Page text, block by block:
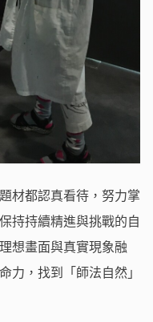
材都認真看待，努力掌
持持續精進與挑戰的自
想畫面與真實現象融
力，找到「師法自然」